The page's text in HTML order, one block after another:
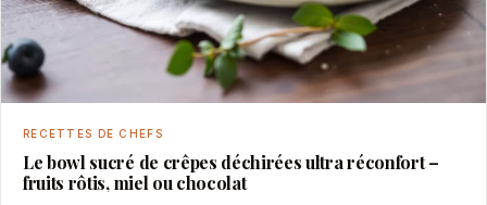
RECETTES DE CHEFS
Le bowl sucré de crêpes déchirées ultra réconfort –
fruits rôtis, miel ou chocolat